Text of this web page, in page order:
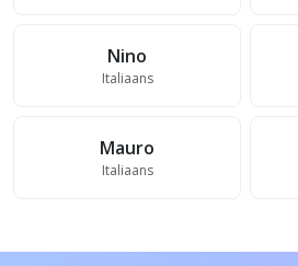
Nino
Italiaans
Mauro
Italiaans